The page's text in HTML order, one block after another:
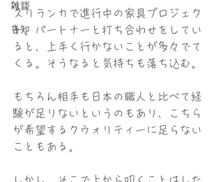
雑談
告知
スリランカで進行中の家具プロジェク
ト。パートナーと打ち合わせをしてい
ると、上手く行かないことが多々でて
くる。そうなると気持ちも落ち込む。
もちろん相手も日本の職人と比べて経
験が足りないというのもあり、こちら
が希望するクウォリティーに足らない
こともある。